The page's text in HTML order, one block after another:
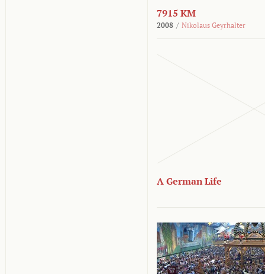
7915 KM
2008 / Nikolaus Geyrhalter
A German Life